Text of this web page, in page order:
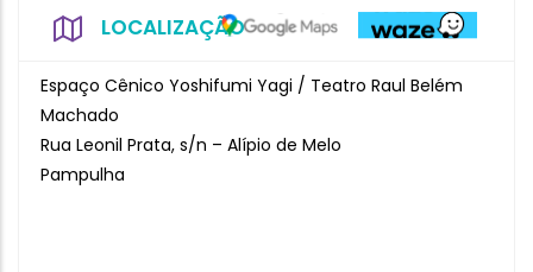
LOCALIZAÇÃO
Espaço Cênico Yoshifumi Yagi / Teatro Raul Belém
Machado
Rua Leonil Prata, s/n – Alípio de Melo
Pampulha